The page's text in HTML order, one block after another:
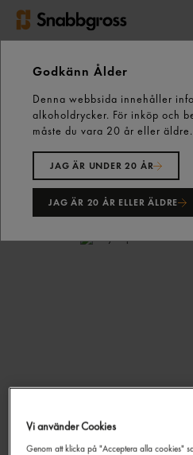
Start Vårt sortiment
Matolja, Ättika & Vinäger
Frityrolja 10l Gastrino
Vi använder Cookies
Genom att klicka på "Acceptera alla cookies"
Godkänn Ålder
Denna webbsida innehåller
alkoholdrycker. För inköp och
måste du vara 20 år eller äldre.
JAG ÄR UNDER 20 ÅR
JAG ÄR 20 ÅR ELLER ÄLDRE